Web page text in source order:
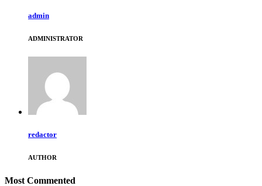
admin
ADMINISTRATOR
redactor
AUTHOR
Most Commented